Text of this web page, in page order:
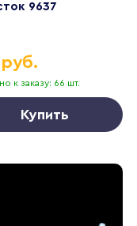
9637
к заказу: 66 шт.
Купить